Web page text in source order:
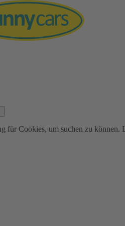
für Cookies, um suchen zu können.